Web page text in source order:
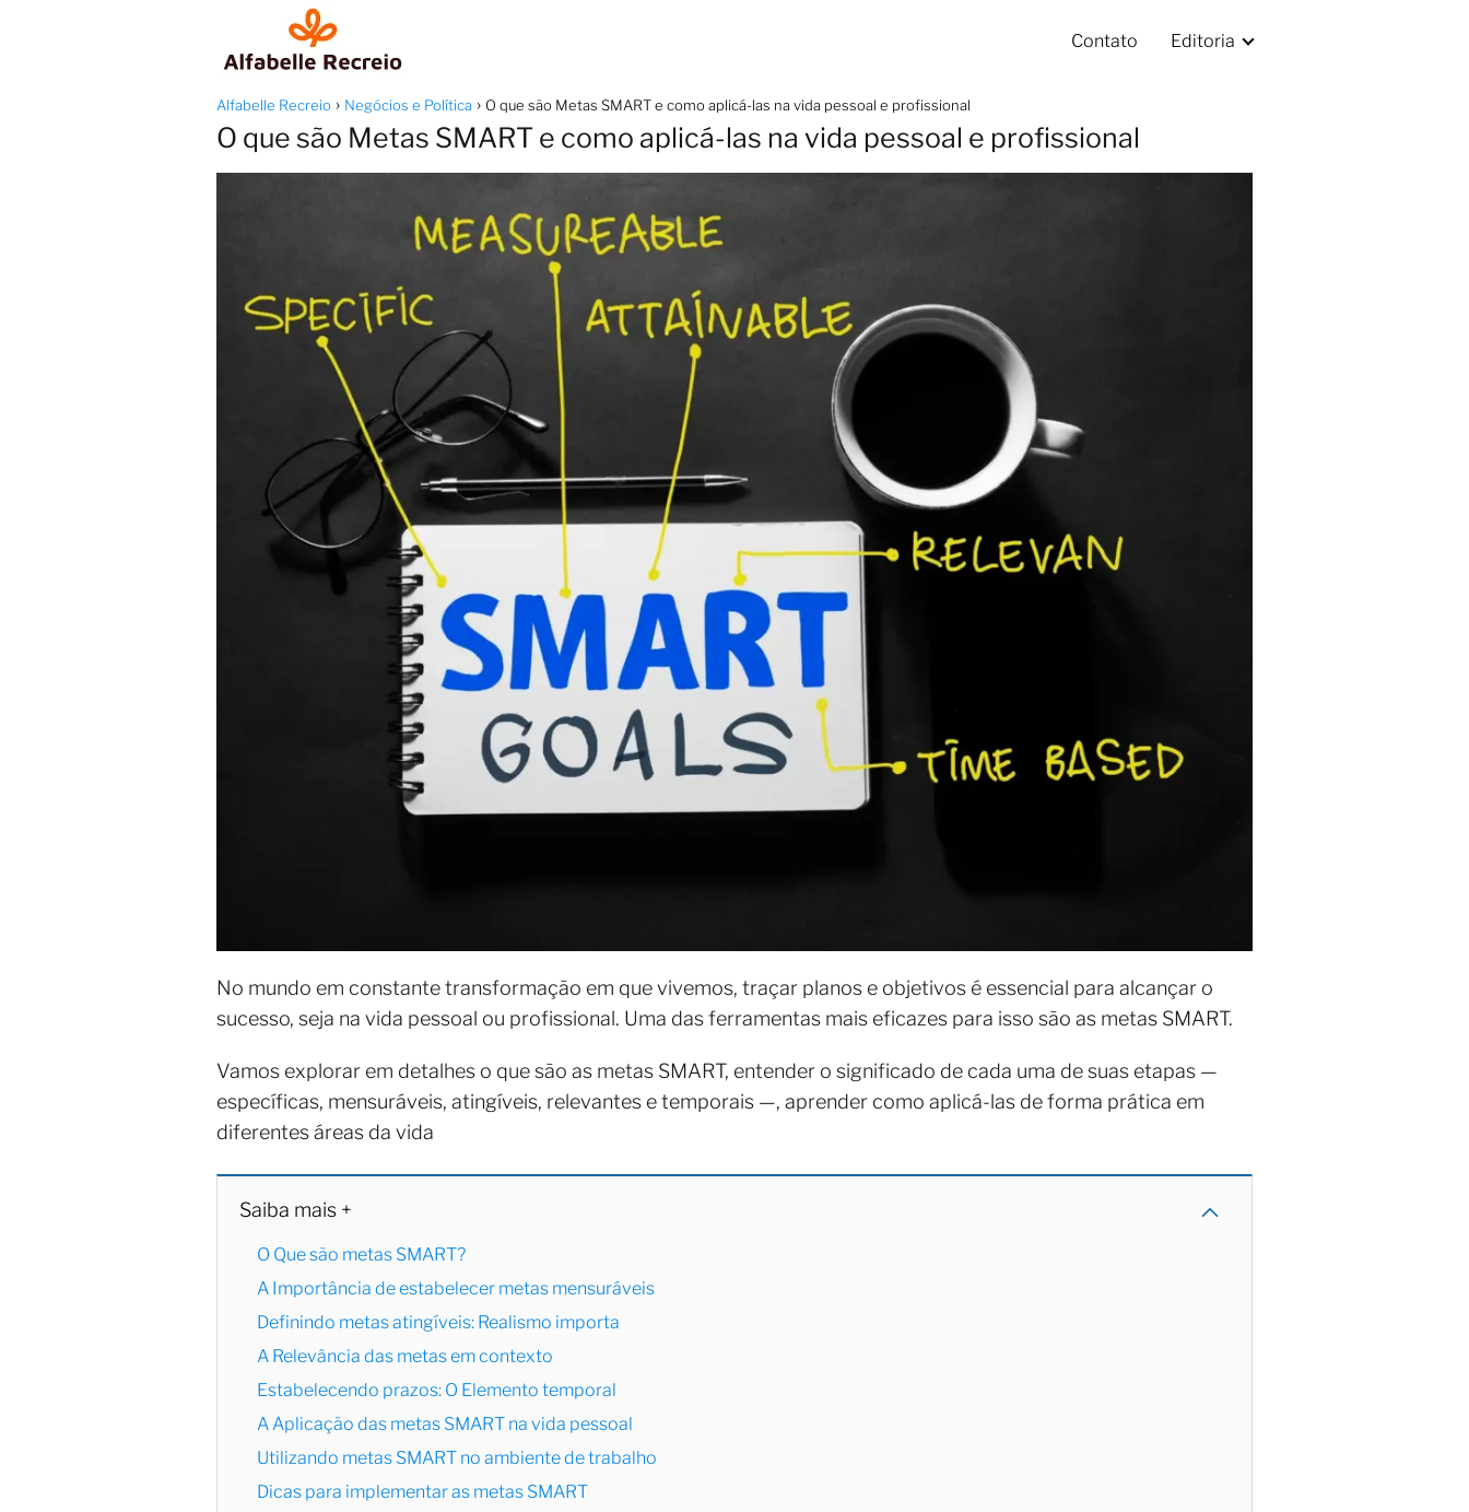
Contato Editoria
Alfabelle Recreio Negócios e Política O que são Metas SMART e como aplicá-las na vida pessoal e profissional
O que são Metas SMART e como aplicá-las na vida pessoal e profissional
No mundo em constante transformação em que vivemos, traçar planos e objetivos é essencial para alcançar o
sucesso, seja na vida pessoal ou profissional. Uma das ferramentas mais eficazes para isso são as metas SMART.
Vamos explorar em detalhes o que são as metas SMART, entender o significado de cada uma de suas etapas —
específicas, mensuráveis, atingíveis, relevantes e temporais —, aprender como aplicá-las de forma prática em
diferentes áreas da vida
Saiba mais +
O Que são metas SMART?
A Importância de estabelecer metas mensuráveis
Definindo metas atingíveis: Realismo importa
A Relevância das metas em contexto
Estabelecendo prazos: O Elemento temporal
A Aplicação das metas SMART na vida pessoal
Utilizando metas SMART no ambiente de trabalho
Dicas para implementar as metas SMART